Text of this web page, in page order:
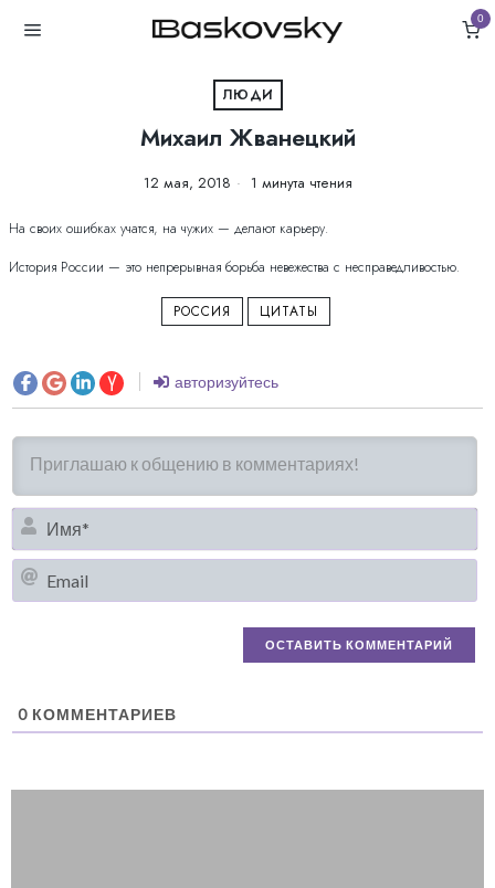
0
ЛЮДИ
Михаил Жванецкий
12 мая, 2018 1 минута чтения
На своих ошибках учатся, на чужих — делают карьеру.
История России — это непрерывная борьба невежества с несправедливостью.
РОССИЯ ЦИТАТЫ
авторизуйтесь
0 КОММЕНТАРИЕВ